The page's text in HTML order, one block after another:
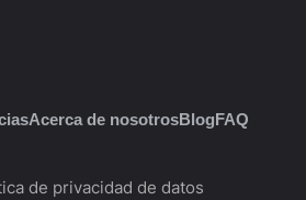
Acerca de nosotrosBlogFAQ
de privacidad de datos